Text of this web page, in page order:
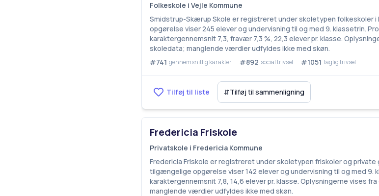
Folkeskole i Vejle Kommune
Smidstrup-Skærup Skole er registreret under skoletypen folkeskoler
opgørelse viser 245 elever og undervisning til og med 9. klassetrin.
karaktergennemsnit 7,3, fravær 7,3 %, 22,3 elever pr. klasse.
skoledata; manglende værdier udfyldes ikke med skøn.
#741 gennemsnitlig karakter #892 social trivsel #1051 faglig trivsel
Tilføj til liste ⇵Tilføj til sammenligning
Fredericia Friskole
Privatskole i Fredericia Kommune
Fredericia Friskole er registreret under skoletypen friskoler og private
tilgængelige opgørelse viser 142 elever og undervisning til og med 9.
karaktergennemsnit 7,8, 14,6 elever pr. klasse. Oplysningerne vises
manglende værdier udfyldes ikke med skøn.